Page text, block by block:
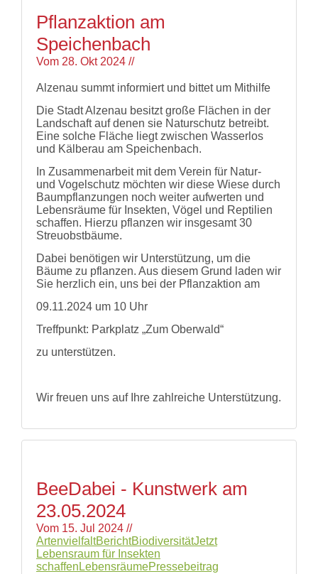
Pressematerial
Downloads
Wildbienen
Wildbienenarten
Bestäubungsfunktion
Gefährdung
Literatur
Bienenfreundlich
Gärtnern
Allgemein
Biologische
Pflanzaktion am
Speichenbach
Vom 28. Okt 2024 //
Alzenau summt informiert und bittet um Mithilfe
Die Stadt Alzenau besitzt große Flächen in der
Landschaft auf denen sie Naturschutz betreibt.
Eine solche Fläche liegt zwischen Wasserlos
und Kälberau am Speichenbach.
In Zusammenarbeit mit dem Verein für Natur-
und Vogelschutz möchten wir diese Wiese durch
Baumpflanzungen noch weiter aufwerten und
Lebensräume für Insekten, Vögel und Reptilien
schaffen. Hierzu pflanzen wir insgesamt 30
Streuobstbäume.
Dabei benötigen wir Unterstützung, um die
Bäume zu pflanzen. Aus diesem Grund laden wir
Sie herzlich ein, uns bei der Pflanzaktion am
09.11.2024 um 10 Uhr
Treffpunkt: Parkplatz „Zum Oberwald“
zu unterstützen.
Wir freuen uns auf Ihre zahlreiche Unterstützung.
BeeDabei - Kunstwerk am
23.05.2024
Vom 15. Jul 2024 //
ArtenvielfaltBerichtBiodiversitätJetzt
Lebensraum für Insekten
schaffen LebensräumePressebeitrag